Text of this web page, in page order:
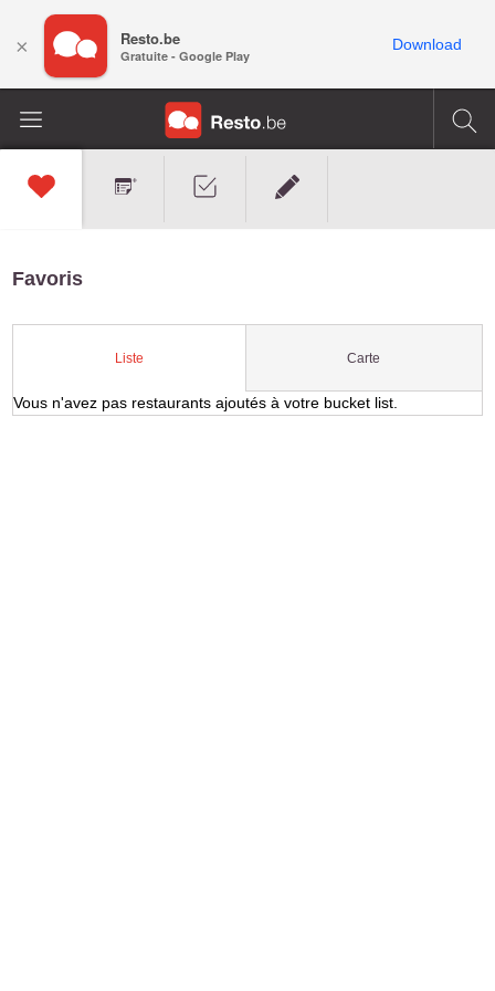
Favoris
Liste Carte
Vous n'avez pas restaurants ajoutés à votre bucket list.
× Resto.be
Gratuite - Google Play
Download